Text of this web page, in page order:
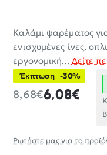
Καλάμι ψαρέματος
ενισχυμένες ίνες,
εργονομική... Δείτε
Έκπτωση -30%
6,08€
8,68€
Ρωτήστε μας για το